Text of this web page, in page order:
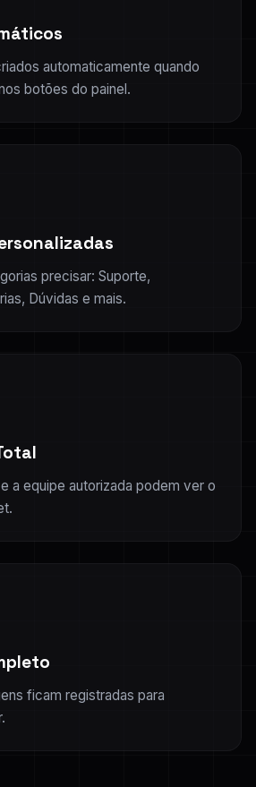
automaticamente quando
botões do painel.
precisar: Suporte,
Dúvidas e mais.
a equipe autorizada podem ver o
ficam registradas para